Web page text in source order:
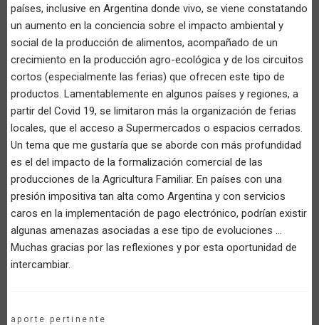
países, inclusive en Argentina donde vivo, se viene constatando
un aumento en la conciencia sobre el impacto ambiental y
social de la producción de alimentos, acompañado de un
crecimiento en la producción agro-ecológica y de los circuitos
cortos (especialmente las ferias) que ofrecen este tipo de
productos. Lamentablemente en algunos países y regiones, a
partir del Covid 19, se limitaron más la organización de ferias
locales, que el acceso a Supermercados o espacios cerrados.
Un tema que me gustaría que se aborde con más profundidad
es el del impacto de la formalización comercial de las
producciones de la Agricultura Familiar. En países con una
presión impositiva tan alta como Argentina y con servicios
caros en la implementación de pago electrónico, podrían existir
algunas amenazas asociadas a ese tipo de evoluciones ...
Muchas gracias por las reflexiones y por esta oportunidad de
intercambiar.
aporte pertinente